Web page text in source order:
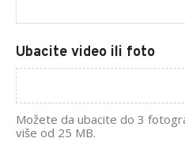
Ubacite video ili foto
Možete da ubacite do 3
više od 25 MB.